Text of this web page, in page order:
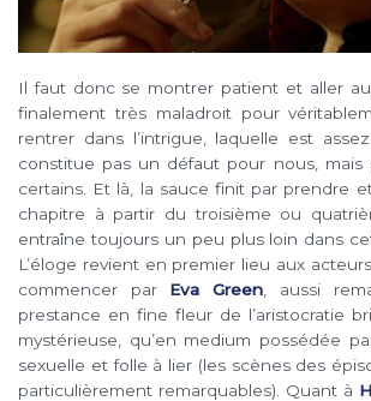
Il faut donc se montrer patient et aller
finalement très maladroit pour
rentrer dans l’intrigue, laquelle est
constitue pas un défaut pour nous, mais
certains. Et là, la sauce finit par prendre
chapitre à partir du troisième ou
entraîne toujours un peu plus loin dans
L’éloge revient en premier lieu aux
commencer par Eva Green , aussi
prestance en fine fleur de l’aristocratie
mystérieuse, qu’en medium possédée
sexuelle et folle à lier (les scènes des
particulièrement remarquables). Quant à